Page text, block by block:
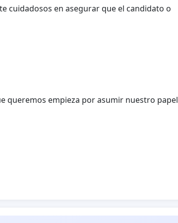
cuidadosos en asegurar que el candidato o
queremos empieza por asumir nuestro papel
que sin duda sabrán ejercer.